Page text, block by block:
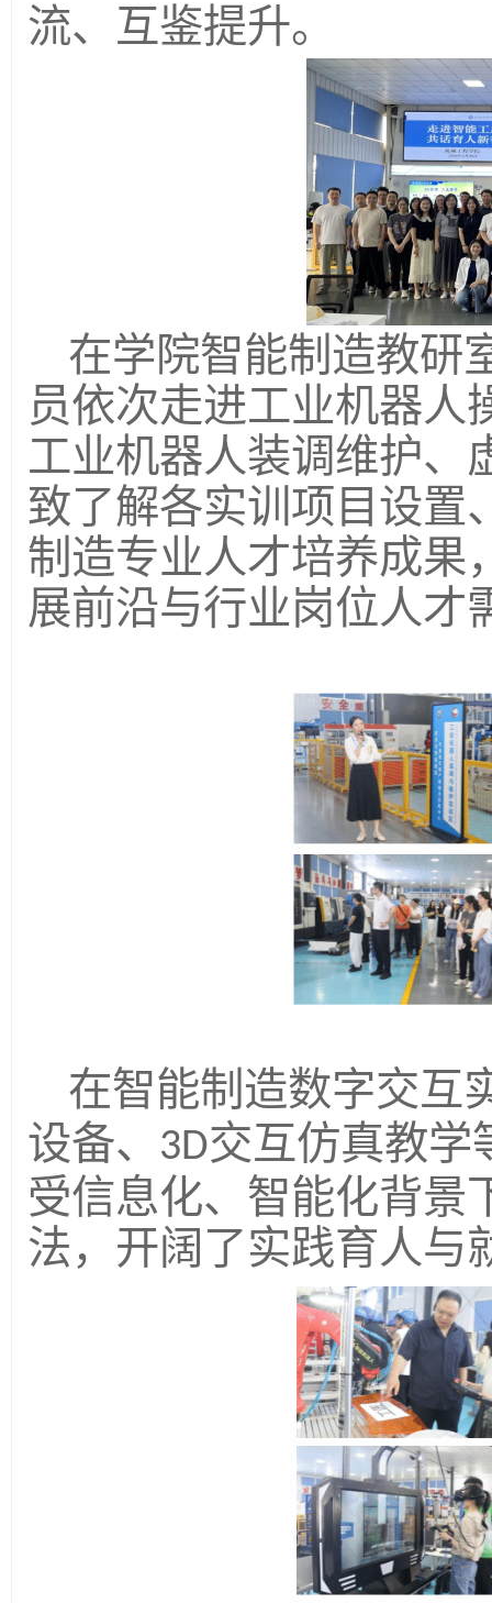
流、 互鉴提升。
在学院智能制造教研
员依次走进工业机器人
工业机器人装调维护、
致了解各实训项目设置
制造专业人才培养成果
展前沿与行业岗位人才
在智能制造数字交互
设备、
3D交互仿真教学
受信息化、智能化背景
法，开阔了实践育人与